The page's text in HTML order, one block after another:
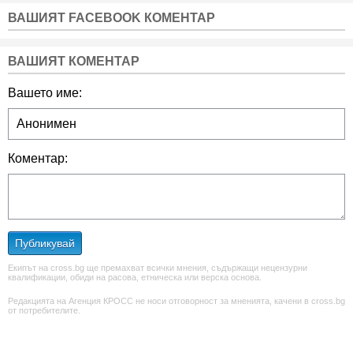
ВАШИЯТ FACEBOOK КОМЕНТАР
ВАШИЯТ КОМЕНТАР
Вашето име:
Коментар:
Публикувай
Екипът на cross.bg ще премахват всички мнения, съдържащи нецензурни
квалификации, обиди на расова, етническа или верска основа.
Редакцията на Агенция КРОСС не носи отговорност за мненията, качени в cross.bg
от потребителите.